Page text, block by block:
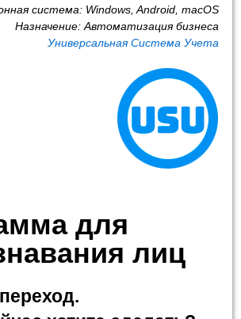
система: Windows, Android, macOS
Назначение: Автоматизация бизнеса
Универсальная Система Учета
для
лиц